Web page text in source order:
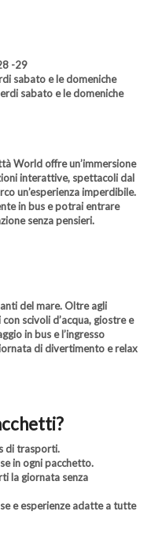
-29
sabato e le domeniche
sabato e le domeniche
World offre un’immersione
interattive, spettacoli dal
un’esperienza imperdibile.
in bus e potrai entrare
senza pensieri.
del mare. Oltre agli
scivoli d’acqua, giostre e
in bus e l’ingresso
di divertimento e relax
di trasporti.
in ogni pacchetto.
la giornata senza
e esperienze adatte a tutte